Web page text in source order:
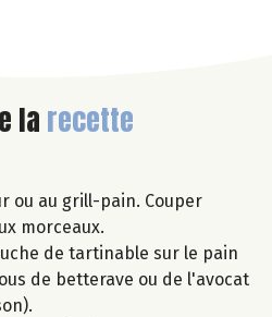
larecette
ou au grill-pain. Couper
morceaux.
de tartinable sur le pain
de betterave ou de l'avocat